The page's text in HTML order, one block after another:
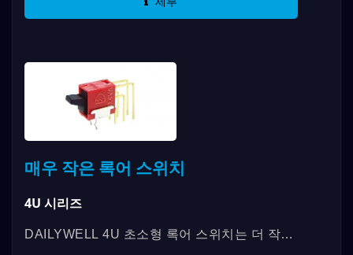
매우 작은 록어 스위치
4U 시리즈
DAILYWELL 4U 초소형 록어 스위치는 더 작은